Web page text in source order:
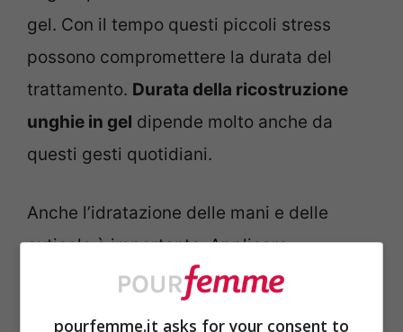
gel. Con il tempo questi piccoli stress
possono compromettere la durata del
trattamento. Durata della ricostruzione
unghie in gel dipende molto anche da
questi gesti quotidiani.
Anche l’idratazione delle mani e delle
cuticole è importante. Applicare
regolarmente olio per cuticole o creme
pourfemme.it asks for your consent to